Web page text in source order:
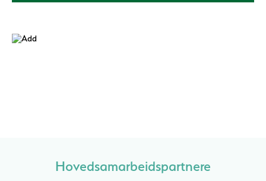
Hovedsamarbeidspartnere